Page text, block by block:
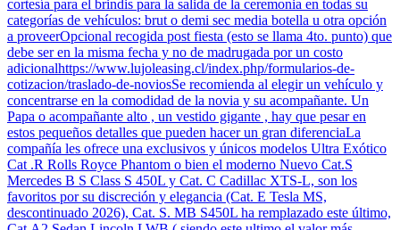
cortesía para el brindis para la salida de la ceremonia en todas su
categorías de vehículos: brut o demi sec media botella u otra opción
a proveerOpcional recogida post fiesta (esto se llama 4to. punto) que
debe ser en la misma fecha y no de madrugada por un costo
adicionalhttps://www.lujoleasing.cl/index.php/formularios-de-
cotizacion/traslado-de-noviosSe recomienda al elegir un vehículo y
concentrarse en la comodidad de la novia y su acompañante. Un
Papa o acompañante alto , un vestido gigante , hay que pesar en
estos pequeños detalles que pueden hacer un gran diferenciaLa
compañía les ofrece una exclusivos y únicos modelos Ultra Exótico
Cat .R Rolls Royce Phantom o bien el moderno Nuevo Cat.S
Mercedes B S Class S 450L y Cat. C Cadillac XTS-L, son los
favoritos por su discreción y elegancia (Cat. E Tesla MS,
descontinuado 2026), Cat. S. MB S450L ha remplazado este último,